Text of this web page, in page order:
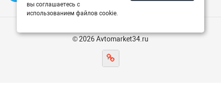
© 2026 Avtomarket34.ru
вы соглашаетесь с
использованием файлов cookie.